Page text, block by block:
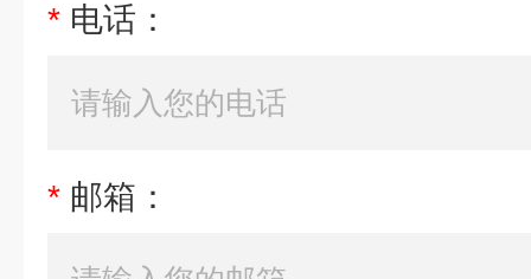
* 电话：
* 邮箱：